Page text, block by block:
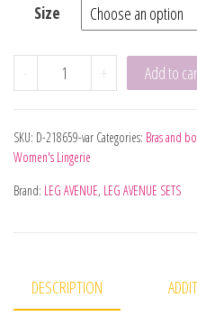
Size
- LEG AVENUE - SET 2
+ Add to
SKU: D-218659-var Categories: Bras and
Women's Lingerie
Brand: LEG AVENUE, LEG AVENUE SETS
DESCRIPTION